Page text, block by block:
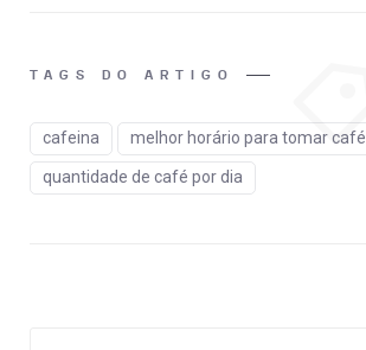
TAGS DO ARTIGO
cafeina melhor horário para tomar café
quantidade de café por dia